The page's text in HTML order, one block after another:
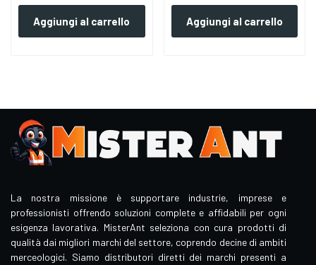
Aggiungi al carrello Aggiungi al carrello
La nostra missione è supportare industrie, imprese e
professionisti offrendo soluzioni complete e affidabili per ogni
esigenza lavorativa. MisterAnt seleziona con cura prodotti di
qualità dai migliori marchi del settore, coprendo decine di ambiti
merceologici. Siamo distributori diretti dei marchi presenti a